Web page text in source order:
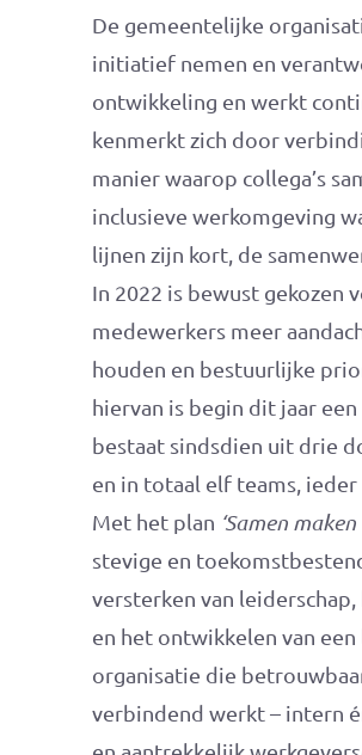
De gemeentelijke
initiatief nemen en
ontwikkeling en werkt
kenmerkt zich door
manier waarop collega’s
inclusieve werkomgeving
lijnen zijn kort, de
In 2022 is bewust gekozen
medewerkers meer
houden en bestuurlijke
hiervan is begin dit jaar
bestaat sindsdien uit drie
en in totaal elf teams,
Met het plan ‘Samen
stevige en
versterken van
en het ontwikkelen van
organisatie die
verbindend werkt – intern